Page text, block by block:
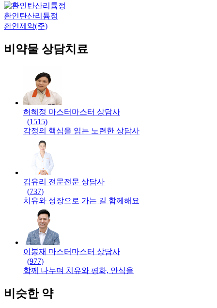
환인탄산리튬정
환인제약(주)
비약물 상담치료
허혜정 마스터 마스터 상담사
(1515)
감정의 핵심을 읽는 노련한 상담사
김유리 전문전문 상담사
(737)
치유와 성장으로 가는 길 함께해요
이봉재 마스터 마스터 상담사
(977)
함께 나누며 치유와 평화, 안식을
비슷한 약